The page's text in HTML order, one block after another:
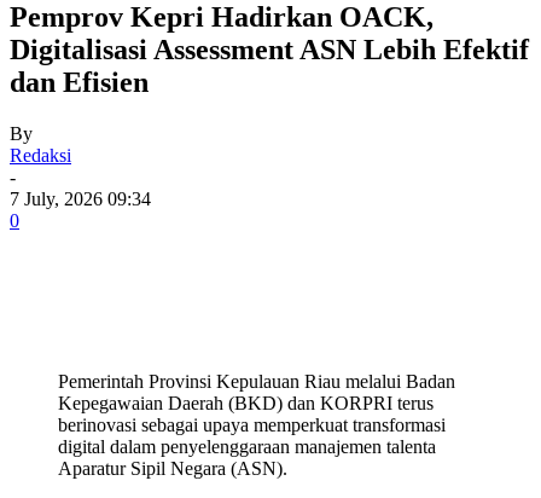
Pemprov Kepri Hadirkan OACK,
Digitalisasi Assessment ASN Lebih Efektif
dan Efisien
By
Redaksi
-
7 July, 2026 09:34
0
Pemerintah Provinsi Kepulauan Riau melalui Badan
Kepegawaian Daerah (BKD) dan KORPRI terus
berinovasi sebagai upaya memperkuat transformasi
digital dalam penyelenggaraan manajemen talenta
Aparatur Sipil Negara (ASN).